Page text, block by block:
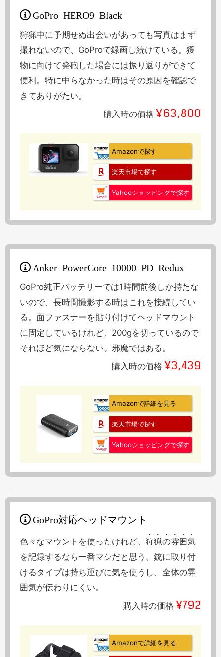
GoPro HERO9 Black
狩猟中に予期せぬ出会いがあっても写真はまず
撮れないので、GoProで録画し続けている。獲
物に向けて発砲した場合には振り返りができて
便利。特に中らなかった時はその原因を確認で
きてありがたい。
購入時の価格¥63,800
Amazonで探す
楽天市場で探す
Yahooショッピングで探す
Anker PowerCore 10000 PD Redux
GoPro純正バッテリーでは1時間前後しか持たな
いので、長時間撮影する時はこれを接続してい
る。面ファスナーを貼り付けてヘッドマウント
に固定しているけれど、200gを切っているので
それほど気にならない。邪魔ではある。
購入時の価格 ¥3,439
Amazonで詳細を見る
楽天市場で探す
Yahooショッピングで探す
GoPro対応ヘッドマウント
色々なマウントを使ったけれど、 狩猟の雰囲気
を記録するなら一番マシだと思う。銃に取り付
けるタイプは持ち運びに気を使うし、全体の雰
囲気が伝わりにくい。
購入時の価格 ¥792
Amazonで詳細を見る